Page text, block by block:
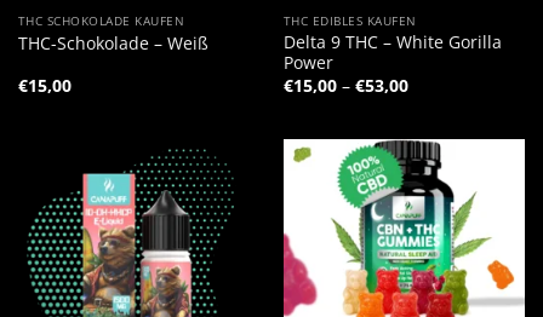
THC SCHOKOLADE KAUFEN
THC-Schokolade – Weiß
€15,00
THC EDIBLES KAUFEN
Delta 9 THC – White Gorilla
Power
€15,00 – €53,00Preisspanne:
€15,00